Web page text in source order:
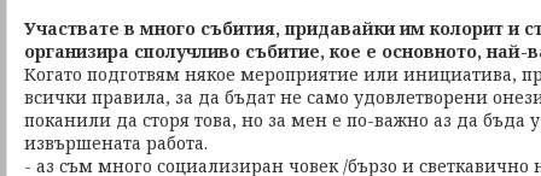
Участвате в много събития, придавайки им колорит и
организира сполучливо събитие, кое е основното, най-
Когато подготвям някое мероприятие или инициатива,
всички правила, за да бъдат не само удовлетворени
поканили да сторя това, но за мен е по-важно аз да бъда
извършената работа.
- аз съм много социализиран човек /бързо и